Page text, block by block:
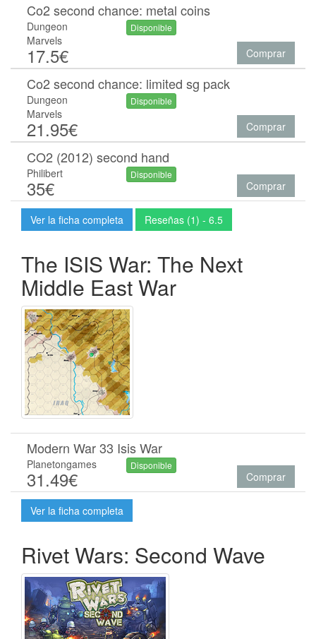
Co2 second chance: metal coins
Dungeon
Marvels
17.5€
Disponible
Comprar
Co2 second chance: limited sg pack
Dungeon
Marvels
21.95€
Disponible
Comprar
CO2 (2012) second hand
Philibert
35€
Disponible
Comprar
Ver la ficha completa Reseñas (1) - 6.5
The ISIS War: The Next
Middle East War
Modern War 33 Isis War
Planetongames
31.49€
Disponible
Comprar
Ver la ficha completa
Rivet Wars: Second Wave